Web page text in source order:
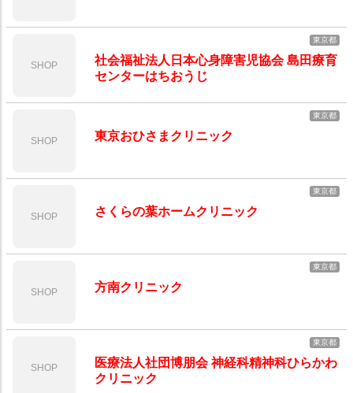
SHOP
東京都
社会福祉法人日本心身障害児協会 島田療育
センターはちおうじ
SHOP
東京都
東京おひさまクリニック
SHOP
東京都
さくらの葉ホームクリニック
SHOP
東京都
方南クリニック
SHOP
東京都
医療法人社団博朋会 神経科精神科ひらかわ
クリニック